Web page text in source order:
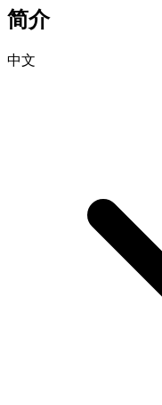
简介
中文